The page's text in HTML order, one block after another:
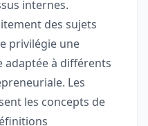
internes.
des sujets
privilégie une
à différents
Les
les concepts de